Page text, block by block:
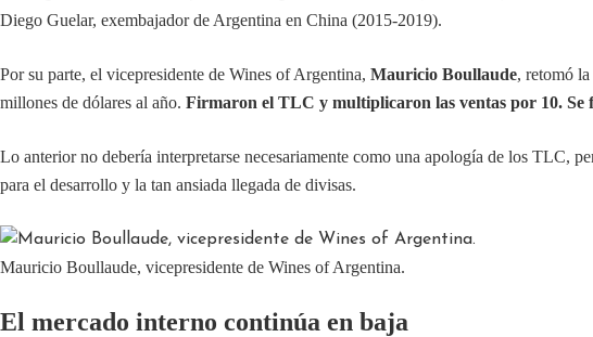
Diego Guelar, exembajador de Argentina en China (2015-2019).
Por su parte, el vicepresidente de Wines of Argentina, Mauricio Boullaude, retomó
millones de dólares al año. Firmaron el TLC y multiplicaron las ventas por 10. Se
Lo anterior no debería interpretarse necesariamente como una apología de los TLC,
para el desarrollo y la tan ansiada llegada de divisas.
Mauricio Boullaude, vicepresidente de Wines of Argentina.
El mercado interno continúa en baja